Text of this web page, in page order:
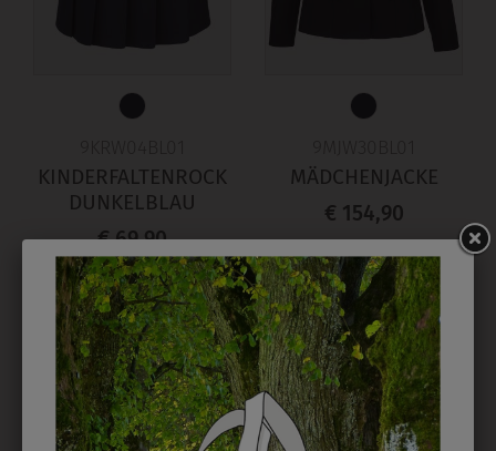
KINDERFALTENROCK
DUNKELBLAU
€ 69,90
MÄDCHENJACKE
€ 154,90